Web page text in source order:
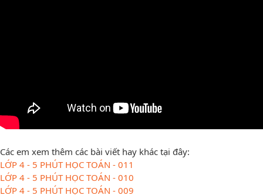
Các em xem thêm các bài viết hay khác tại đây:
LỚP 4 - 5 PHÚT HỌC TOÁN - 011
LỚP 4 - 5 PHÚT HỌC TOÁN - 010
LỚP 4 - 5 PHÚT HỌC TOÁN - 009